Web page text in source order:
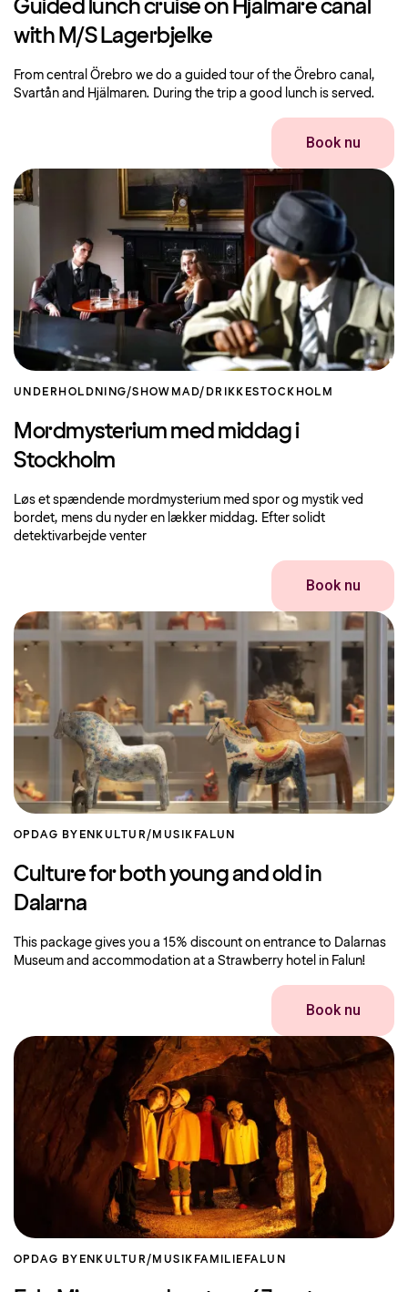
Guided lunch cruise on Hjälmare canal
with M/S Lagerbjelke
From central Örebro we do a guided tour of the Örebro canal,
Svartån and Hjälmaren. During the trip a good lunch is served.
Book nu
UNDERHOLDNING/SHOW MAD/DRIKKESTOCKHOLM
Mordmysterium med middag i
Stockholm
Løs et spændende mordmysterium med spor og mystik ved
bordet, mens du nyder en lækker middag. Efter solidt
detektivarbejde venter
Book nu
OPDAG BYEN KULTUR/MUSIK FALUN
Culture for both young and old in
Dalarna
This package gives you a 15% discount on entrance to Dalarnas
Museum and accommodation at a Strawberry hotel in Falun!
Book nu
OPDAG BYEN KULTUR/MUSIK FAMILIE FALUN